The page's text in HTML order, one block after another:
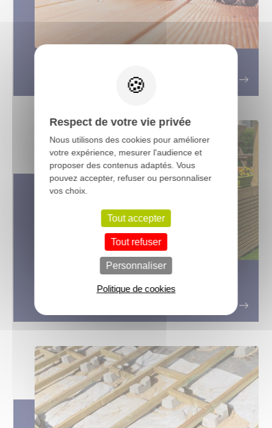
Respect de votre vie privée
Nous utilisons des cookies pour améliorer
votre expérience, mesurer l'audience et
proposer des contenus adaptés. Vous
pouvez accepter, refuser ou personnaliser
vos choix.
Tout accepter
Tout refuser
Personnaliser
Politique de cookies